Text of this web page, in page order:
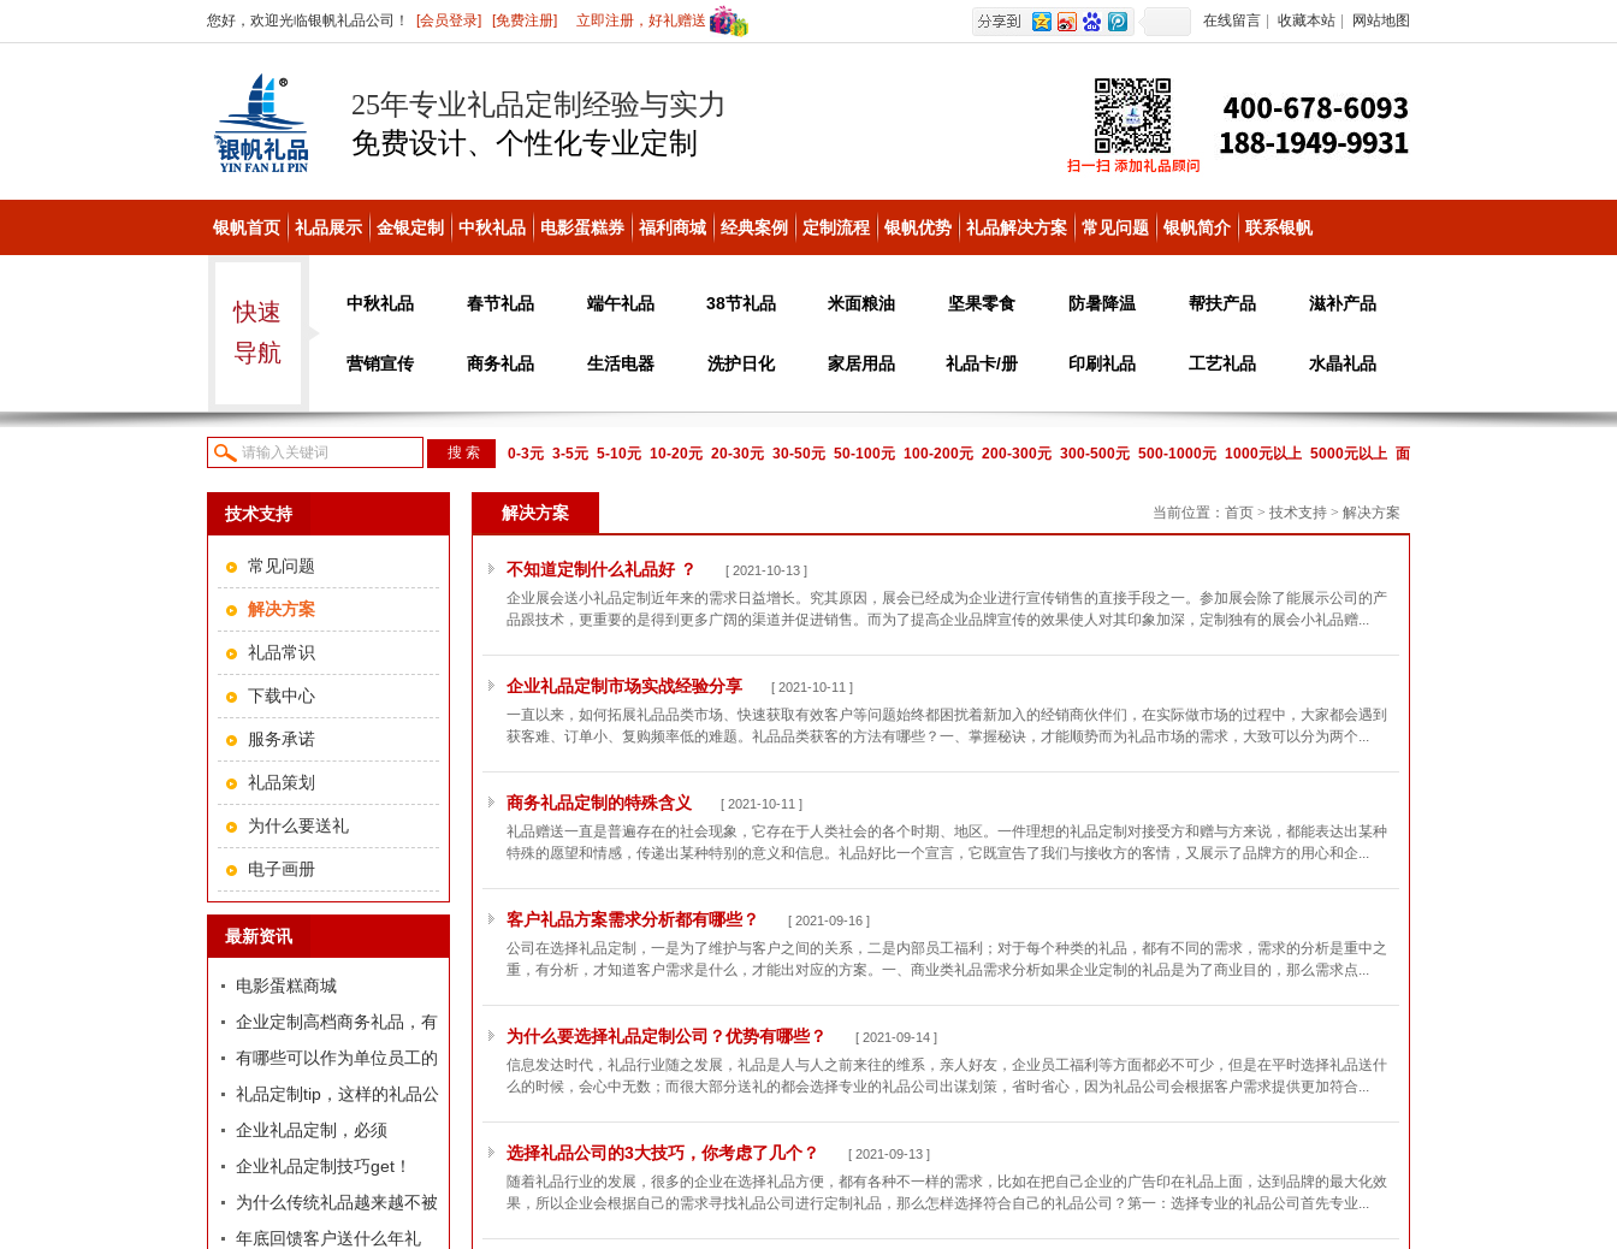
您好，欢迎光临银帆礼品公司！ [会员登录] [免费注册] 立即注册，好礼赠送 在线留言 收藏本站 网站地图
25年专业礼品定制经验与实力
免费设计、个性化专业定制
银帆首页 礼品展示 金银定制 中秋礼品 电影蛋糕券 福利商城 经典案例 定制流程 银帆优势 礼品解决方案 常见问题 银帆简介 联系银帆
快速
导航
中秋礼品 春节礼品 端午礼品 38节礼品 米面粮油 坚果零食 防暑降温 帮扶产品 滋补产品
营销宣传 商务礼品 生活电器 洗护日化 家居用品 礼品卡/册 印刷礼品 工艺礼品 水晶礼品
0-3元 3-5元 5-10元 10-20元 20-30元 30-50元 50-100元 100-200元 200-300元 300-500元 500-1000元 1000元以上 5000元以上 面
议或电话咨询
技术支持
常见问题
解决方案
礼品常识
下载中心
服务承诺
礼品策划
为什么要送礼
电子画册
最新资讯
电影蛋糕商城
企业定制高档商务礼品，有
哪些推荐？
有哪些可以作为单位员工的
定制礼品？
礼品定制tip，这样的礼品公
司我才爱！
企业礼品定制，必须
有“里”、有“面”
企业礼品定制技巧get！
为什么传统礼品越来越不被
选择了
年底回馈客户送什么年礼
解决方案 当前位置： 首页 > 技术支持 > 解决方案
不知道定制什么礼品好 ？ [ 2021-10-13 ]
企业展会送小礼品定制近年来的需求日益增长。究其原因，展会已经成为企业进行宣传销售的直接手段之一。参加展会除了能展示公司的产
品跟技术，更重要的是得到更多广阔的渠道并促进销售。而为了提高企业品牌宣传的效果使人对其印象加深，定制独有的展会小礼品赠...
企业礼品定制市场实战经验分享 [ 2021-10-11 ]
一直以来，如何拓展礼品品类市场、快速获取有效客户等问题始终都困扰着新加入的经销商伙伴们，在实际做市场的过程中，大家都会遇到
获客难、订单小、复购频率低的难题。礼品品类获客的方法有哪些？一、掌握秘诀，才能顺势而为礼品市场的需求，大致可以分为两个...
商务礼品定制的特殊含义 [ 2021-10-11 ]
礼品赠送一直是普遍存在的社会现象，它存在于人类社会的各个时期、地区。一件理想的礼品定制对接受方和赠与方来说，都能表达出某种
特殊的愿望和情感，传递出某种特别的意义和信息。礼品好比一个宣言，它既宣告了我们与接收方的客情，又展示了品牌方的用心和企...
客户礼品方案需求分析都有哪些？ [ 2021-09-16 ]
公司在选择礼品定制，一是为了维护与客户之间的关系，二是内部员工福利；对于每个种类的礼品，都有不同的需求，需求的分析是重中之
重，有分析，才知道客户需求是什么，才能出对应的方案。一、商业类礼品需求分析如果企业定制的礼品是为了商业目的，那么需求点...
为什么要选择礼品定制公司？优势有哪些？ [ 2021-09-14 ]
信息发达时代，礼品行业随之发展，礼品是人与人之前来往的维系，亲人好友，企业员工福利等方面都必不可少，但是在平时选择礼品送什
么的时候，会心中无数；而很大部分送礼的都会选择专业的礼品公司出谋划策，省时省心，因为礼品公司会根据客户需求提供更加符合...
选择礼品公司的3大技巧，你考虑了几个？ [ 2021-09-13 ]
随着礼品行业的发展，很多的企业在选择礼品方便，都有各种不一样的需求，比如在把自己企业的广告印在礼品上面，达到品牌的最大化效
果，所以企业会根据自己的需求寻找礼品公司进行定制礼品，那么怎样选择符合自己的礼品公司？第一：选择专业的礼品公司首先专业...